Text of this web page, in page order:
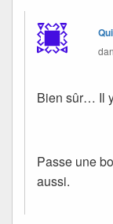
Bien sûr… Il
Passe une
aussi.